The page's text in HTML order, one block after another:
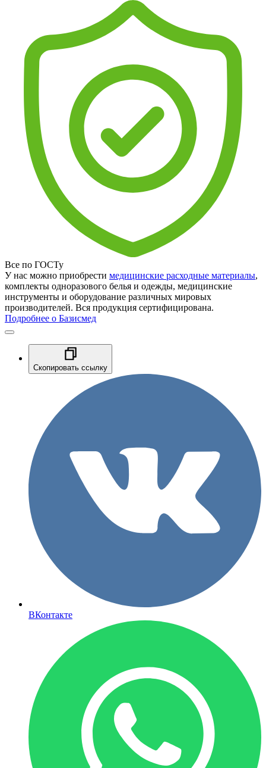
Все по ГОСТу
У нас можно приобрести медицинские расходные материалы,
комплекты одноразового белья и одежды, медицинские
инструменты и оборудование различных мировых
производителей. Вся продукция сертифицирована.
Подробнее о Базисмед
Скопировать ссылку
ВКонтакте